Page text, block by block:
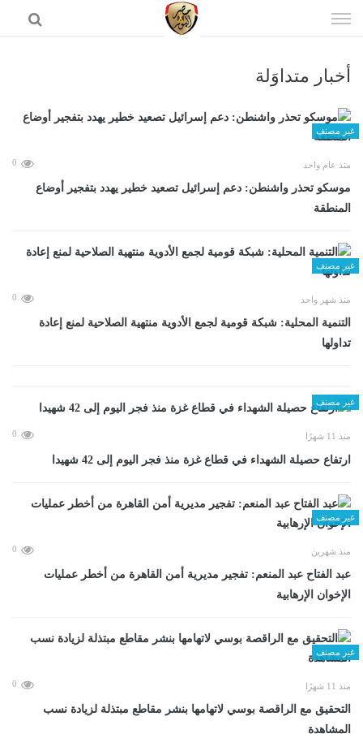
الى
أخبار متداوَلة
غير مصنف
منذ عام واحد 0
موسكو تحذر واشنطن: دعم إسرائيل تصعيد خطير يهدد بتفجير أوضاع
المنطقة
غير مصنف
منذ شهر واحد 0
التنمية المحلية: شبكة قومية لجمع الأدوية منتهية الصلاحية لمنع إعادة
تداولها
غير مصنف
منذ 11 شهرًا 0
ارتفاع حصيلة الشهداء في قطاع غزة منذ فجر اليوم إلى 42 شهيدا
غير مصنف
منذ شهرين 0
عبد الفتاح عبد المنعم: تفجير مديرية أمن القاهرة من أخطر عمليات
الإخوان الإرهابية
غير مصنف
منذ 11 شهرًا 0
التحقيق مع الراقصة بوسي لاتهامها بنشر مقاطع مبتذلة لزيادة نسب
المشاهدة